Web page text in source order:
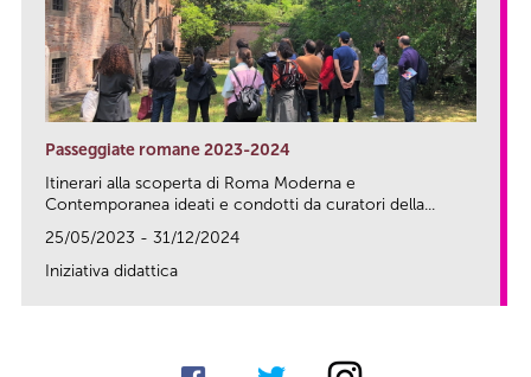
Passeggiate romane 2023-2024
Itinerari alla scoperta di Roma Moderna e
Contemporanea ideati e condotti da curatori della...
25/05/2023 - 31/12/2024
Iniziativa didattica